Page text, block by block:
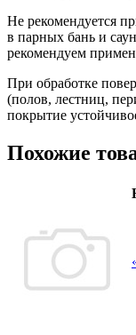
Не рекомендуется
в парных бань и
рекомендуем
При обработке
(полов, лестниц,
покрытие
Похожие